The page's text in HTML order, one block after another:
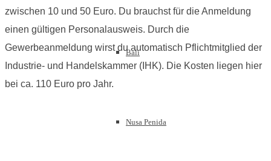
Bali
Nusa Penida
zwischen 10 und 50 Euro. Du brauchst für die Anmeldung
einen gültigen Personalausweis. Durch die
Gewerbeanmeldung wirst du automatisch Pflichtmitglied der
Industrie- und Handelskammer (IHK). Die Kosten liegen hier
bei ca. 110 Euro pro Jahr.